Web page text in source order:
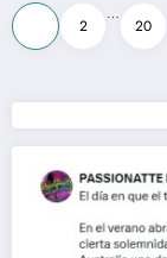
Paginación
de
entradas
2
…
20